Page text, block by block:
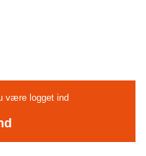
være logget ind